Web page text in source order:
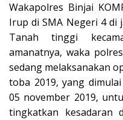
Wakapolres Binjai
Irup di SMA Negeri 4 di
Tanah tinggi
amanatnya, waka
sedang melaksanakan
toba 2019, yang
05 november 2019,
tingkatkan kesadaran